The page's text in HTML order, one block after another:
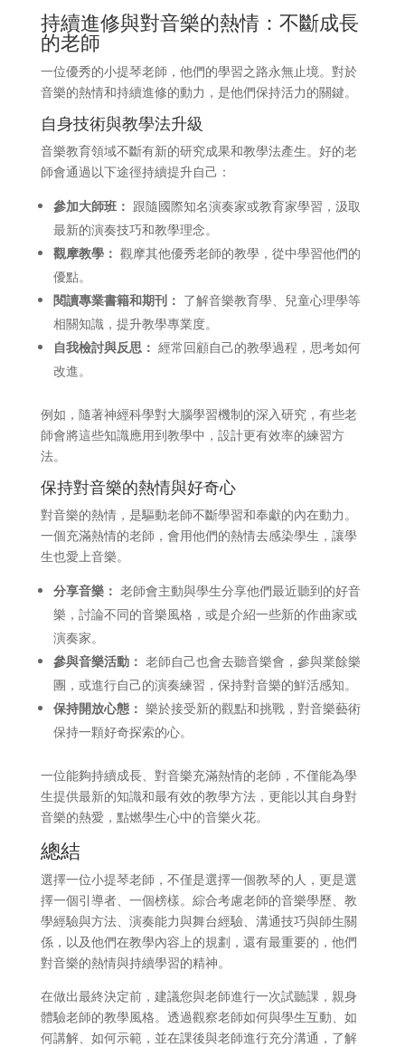
持續進修與對音樂的熱情：不斷成長
的老師
一位優秀的小提琴老師，他們的學習之路永無止境。對於
音樂的熱情和持續進修的動力，是他們保持活力的關鍵。
自身技術與教學法升級
音樂教育領域不斷有新的研究成果和教學法產生。好的老
師會通過以下途徑持續提升自己：
參加大師班： 跟隨國際知名演奏家或教育家學習，汲取
最新的演奏技巧和教學理念。
觀摩教學： 觀摩其他優秀老師的教學，從中學習他們的
優點。
閱讀專業書籍和期刊： 了解音樂教育學、兒童心理學等
相關知識，提升教學專業度。
自我檢討與反思： 經常回顧自己的教學過程，思考如何
改進。
例如，隨著神經科學對大腦學習機制的深入研究，有些老
師會將這些知識應用到教學中，設計更有效率的練習方
法。
保持對音樂的熱情與好奇心
對音樂的熱情，是驅動老師不斷學習和奉獻的內在動力。
一個充滿熱情的老師，會用他們的熱情去感染學生，讓學
生也愛上音樂。
分享音樂： 老師會主動與學生分享他們最近聽到的好音
樂，討論不同的音樂風格，或是介紹一些新的作曲家或
演奏家。
參與音樂活動： 老師自己也會去聽音樂會，參與業餘樂
團，或進行自己的演奏練習，保持對音樂的鮮活感知。
保持開放心態： 樂於接受新的觀點和挑戰，對音樂藝術
保持一顆好奇探索的心。
一位能夠持續成長、對音樂充滿熱情的老師，不僅能為學
生提供最新的知識和最有效的教學方法，更能以其自身對
音樂的熱愛，點燃學生心中的音樂火花。
總結
選擇一位小提琴老師，不僅是選擇一個教琴的人，更是選
擇一個引導者、一個榜樣。綜合考慮老師的音樂學歷、教
學經驗與方法、演奏能力與舞台經驗、溝通技巧與師生關
係，以及他們在教學內容上的規劃，還有最重要的，他們
對音樂的熱情與持續學習的精神。
在做出最終決定前，建議您與老師進行一次試聽課，親身
體驗老師的教學風格。透過觀察老師如何與學生互動、如
何講解、如何示範，並在課後與老師進行充分溝通，了解